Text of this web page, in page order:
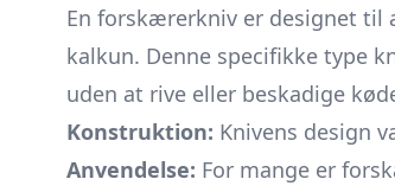
En forskærerkniv er designet til
kalkun. Denne specifikke type
uden at rive eller beskadige
Konstruktion: Knivens design
Anvendelse: For mange er